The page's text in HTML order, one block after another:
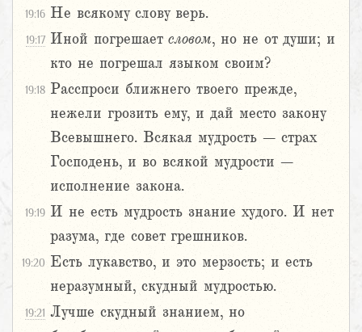
19:16 Не всякому слову верь.
19:17 Иной погрешает словом, но не от души; и
кто не погрешал языком своим?
19:18 Расспроси ближнего твоего прежде,
нежели грозить ему, и дай место закону
Всевышнего. Всякая мудрость – страх
Господень, и во всякой мудрости –
исполнение закона.
19:19 И не есть мудрость знание худого. И нет
разума, где совет грешников.
19:20 Есть лукавство, и это мерзость; и есть
неразумный, скудный мудростью.
19:21 Лучше скудный знанием, но